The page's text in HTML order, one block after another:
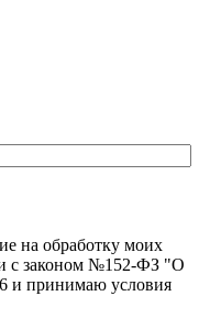
на обработку моих
с законом №152-ФЗ "О
и принимаю условия